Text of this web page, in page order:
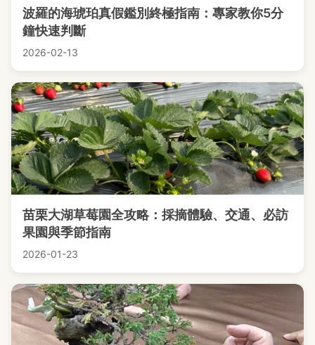
波羅的海琥珀真假鑑別終極指南：專家教你5分
鐘快速判斷
2026-02-13
苗栗大湖草莓園全攻略：採摘體驗、交通、必訪
果園與季節指南
2026-01-23